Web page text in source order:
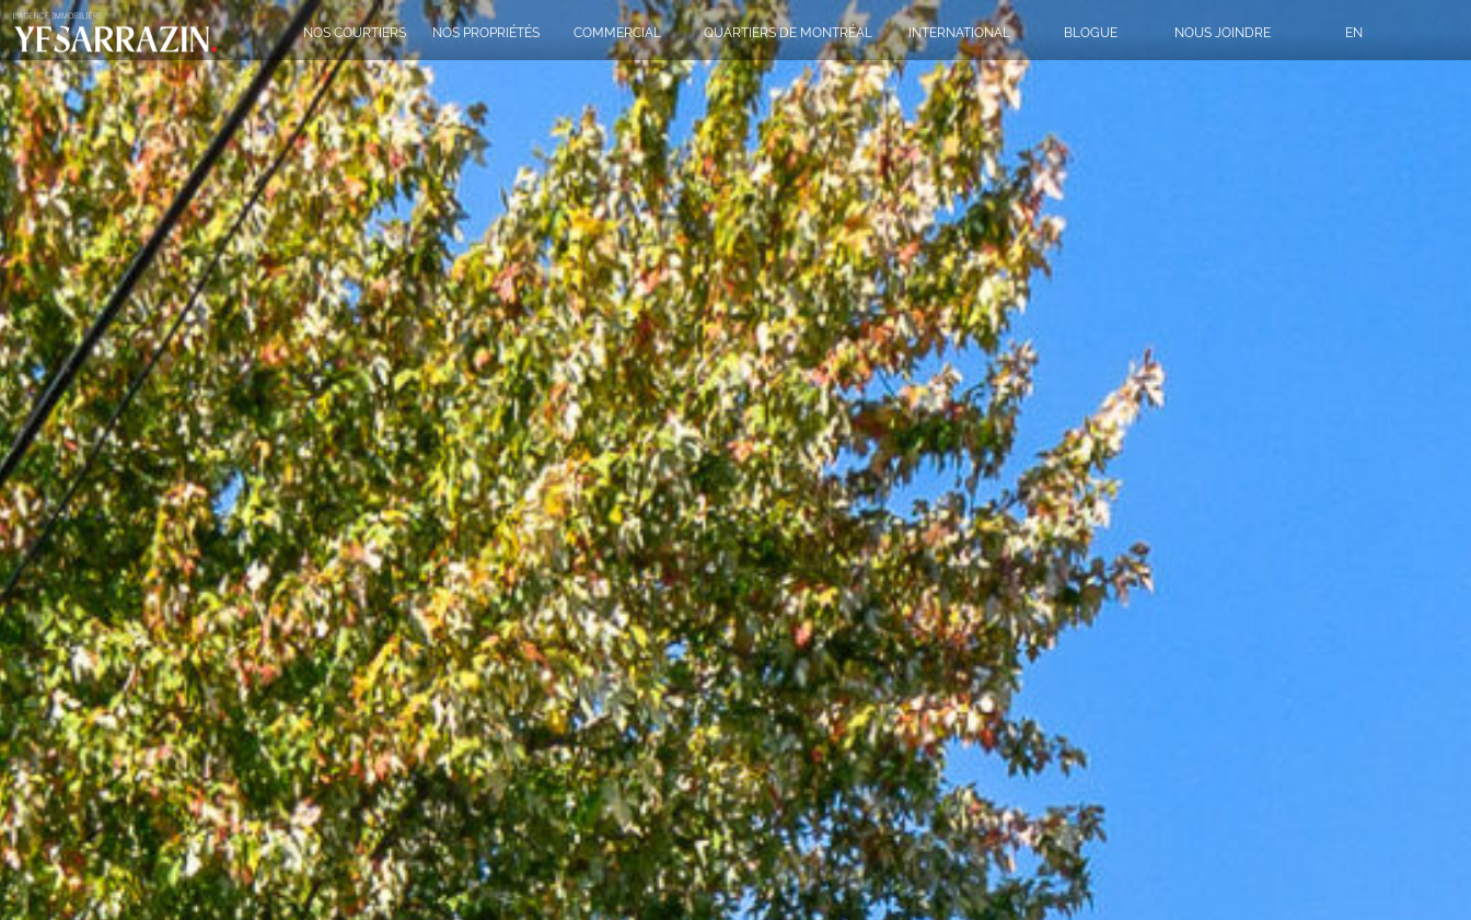
NOS COURTIERS NOS PROPRIÉTÉS COMMERCIAL QUARTIERS DE MONTRÉAL INTERNATIONAL BLOGUE NOUS JOINDRE EN